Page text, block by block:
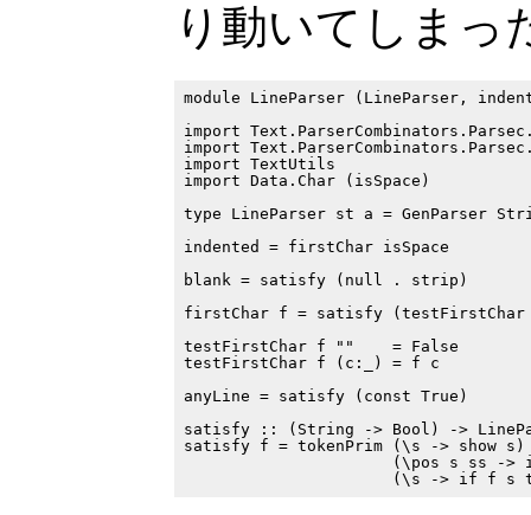
り動いてしまっ
module LineParser (LineParser,
import
import
import TextUtils
import Data.Char (isSpace)
type LineParser st a = GenParser
indented = firstChar isSpace
blank = satisfy (null . strip)
firstChar f = satisfy
testFirstChar f ""    = False
testFirstChar f (c:_) = f c
anyLine = satisfy (const True)
satisfy :: (String -> Bool) ->
satisfy f = tokenPrim (\s -> show s)
(\pos s ss ->